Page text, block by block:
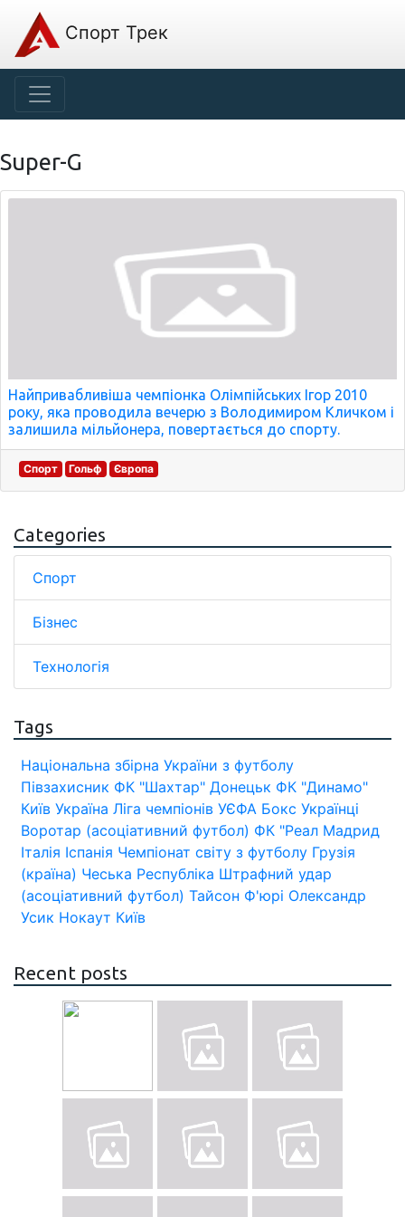
Спорт Трек
Super-G
Найпривабливіша чемпіонка Олімпійських Ігор 2010
року, яка проводила вечерю з Володимиром Кличком і
залишила мільйонера, повертається до спорту.
Спорт Гольф Європа
Categories
Спорт
Бізнес
Технологія
Tags
Національна збірна України з футболу
Півзахисник ФК "Шахтар" Донецьк ФК "Динамо"
Київ Україна Ліга чемпіонів УЄФА Бокс Українці
Воротар (асоціативний футбол) ФК "Реал Мадрид
Італія Іспанія Чемпіонат світу з футболу Грузія
(країна) Чеська Республіка Штрафний удар
(асоціативний футбол) Тайсон Ф'юрі Олександр
Усик Нокаут Київ
Recent posts